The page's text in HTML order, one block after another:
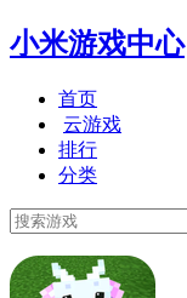
小米游戏中心
首页
云游戏
排行
分类